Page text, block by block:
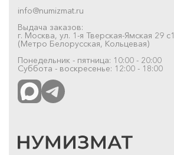
info@numizmat.ru
Выдача заказов:
г. Москва, ул. 1-я Тверская-Ямская 29 с1
(Метро Белорусская, Кольцевая)
Понедельник - пятница: 10:00 - 20:00
Суббота - воскресенье: 12:00 - 18:00